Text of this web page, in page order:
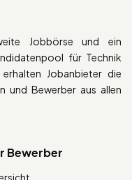
Jobbörse und ein
für Technik
Jobanbieter die
und Bewerber aus allen
Bewerber